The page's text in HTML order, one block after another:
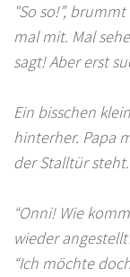
"So so!”,
mal mit. Mal
sagt! Aber erst
Ein bisschen
hinterher. Papa
der Stalltür steht.
“Onni! Wie
wieder
“Ich möchte